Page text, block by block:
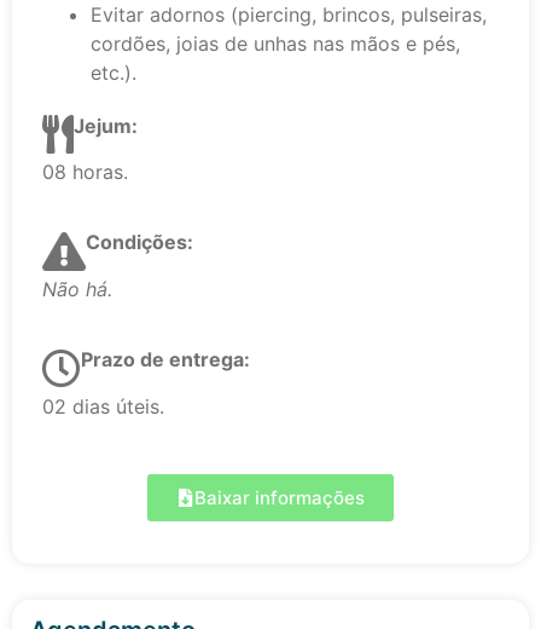
Evitar adornos (piercing, brincos, pulseiras,
cordões, joias de unhas nas mãos e pés,
etc.).
Jejum:
08 horas.
Condições:
Não há.
Prazo de entrega:
02 dias úteis.
Baixar informações